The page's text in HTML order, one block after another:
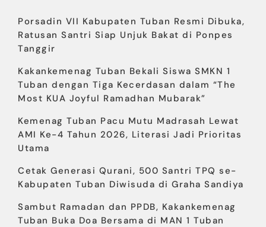
Porsadin VII Kabupaten Tuban Resmi Dibuka,
Ratusan Santri Siap Unjuk Bakat di Ponpes
Tanggir
Kakankemenag Tuban Bekali Siswa SMKN 1
Tuban dengan Tiga Kecerdasan dalam “The
Most KUA Joyful Ramadhan Mubarak”
Kemenag Tuban Pacu Mutu Madrasah Lewat
AMI Ke-4 Tahun 2026, Literasi Jadi Prioritas
Utama
Cetak Generasi Qurani, 500 Santri TPQ se-
Kabupaten Tuban Diwisuda di Graha Sandiya
Sambut Ramadan dan PPDB, Kakankemenag
Tuban Buka Doa Bersama di MAN 1 Tuban